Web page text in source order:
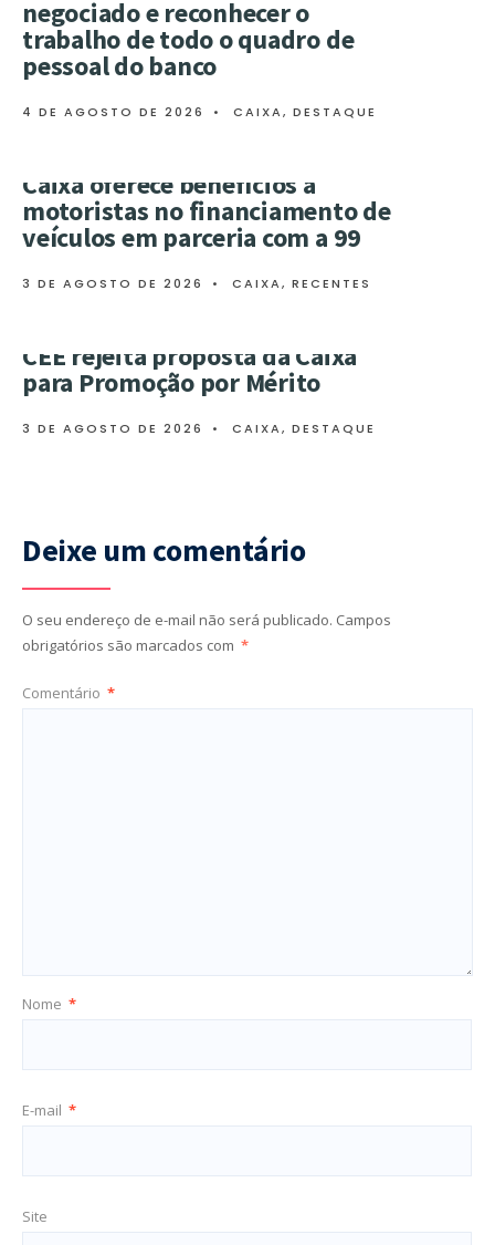
negociado e reconhecer o
trabalho de todo o quadro de
pessoal do banco
4 DE AGOSTO DE 2026 • CAIXA, DESTAQUE
Caixa oferece benefícios a
motoristas no financiamento de
veículos em parceria com a 99
3 DE AGOSTO DE 2026 • CAIXA, RECENTES
CEE rejeita proposta da Caixa
para Promoção por Mérito
3 DE AGOSTO DE 2026 • CAIXA, DESTAQUE
Deixe um comentário
O seu endereço de e-mail não será publicado. Campos
obrigatórios são marcados com *
Comentário *
Nome *
E-mail *
Site